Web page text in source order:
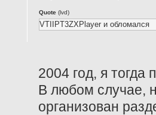
Quote(lvd)
VTIIPT3ZXPlayer и обломался
2004 год, я тогда
В любом случае,
организован